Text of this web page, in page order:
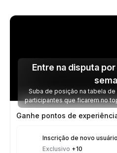
Entre na disputa por
Suba de posição na tabela
participantes que ficarem no
prêmio de 2.500
Ganhe pontos de
Inscrição de novo usuário
Exclusivo +10